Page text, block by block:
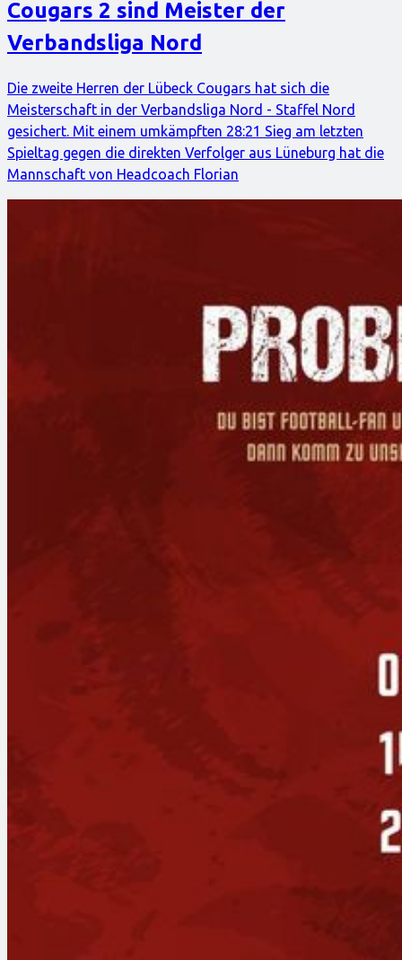
Cougars 2 sind Meister der
Verbandsliga Nord
Die zweite Herren der Lübeck Cougars hat sich die
Meisterschaft in der Verbandsliga Nord - Staffel Nord
gesichert. Mit einem umkämpften 28:21 Sieg am letzten
Spieltag gegen die direkten Verfolger aus Lüneburg hat die
Mannschaft von Headcoach Florian